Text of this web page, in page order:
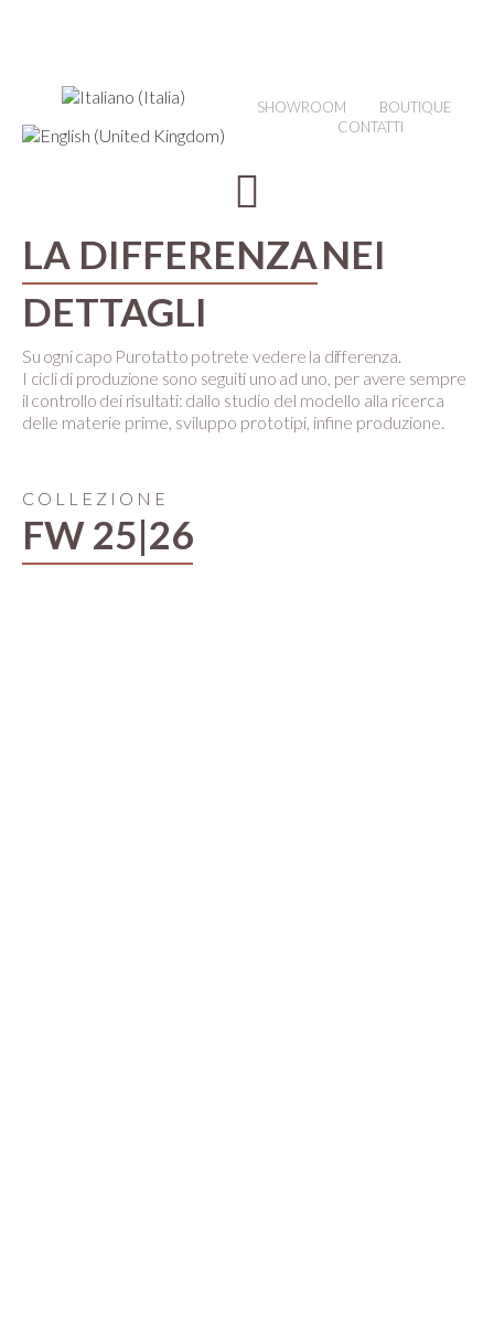
SHOWROOM
BOUTIQUE
CONTATTI
LA DIFFERENZANEI
DETTAGLI
Su ogni capo Purotatto potrete vedere la differenza.
I cicli di produzione sono seguiti uno ad uno, per avere sempre
il controllo dei risultati: dallo studio del modello alla ricerca
delle materie prime, sviluppo prototipi, infine produzione.
COLLEZIONE
FW 25|26